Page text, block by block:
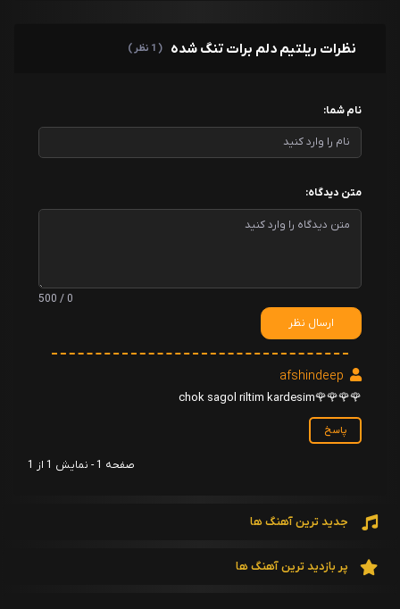
نظرات ریلتیم دلم برات تنگ شده ( 1 نظر )
نام شما:
متن دیدگاه:
0 / 500
ارسال نظر
🌹🌹🌹🌹chok sagol riltim kardesim
پاسخ
صفحه 1 - نمایش 1 از 1
جدید ترین آهنگ ها
پر بازدید ترین آهنگ ها